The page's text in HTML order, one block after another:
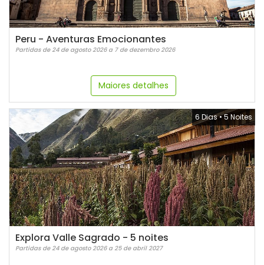
Peru - Aventuras Emocionantes
Partidas de 24 de agosto 2026 a 7 de dezembro 2026
Maiores detalhes
6 Dias•5 Noites
Explora Valle Sagrado - 5 noites
Partidas de 24 de agosto 2026 a 25 de abril 2027